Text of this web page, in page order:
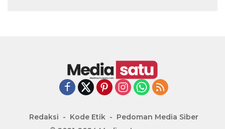
Redaksi Kode Etik
Pedoman Media Siber